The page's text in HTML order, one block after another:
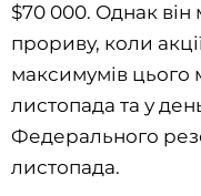
$70 000. Однак
прориву, коли
максимумів цього
листопада та у
Федерального
листопада.